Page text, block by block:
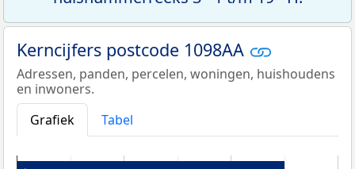
Kerncijfers postcode 1098AA
Adressen, panden, percelen, woningen, huishoudens
en inwoners.
Grafiek
Tabel